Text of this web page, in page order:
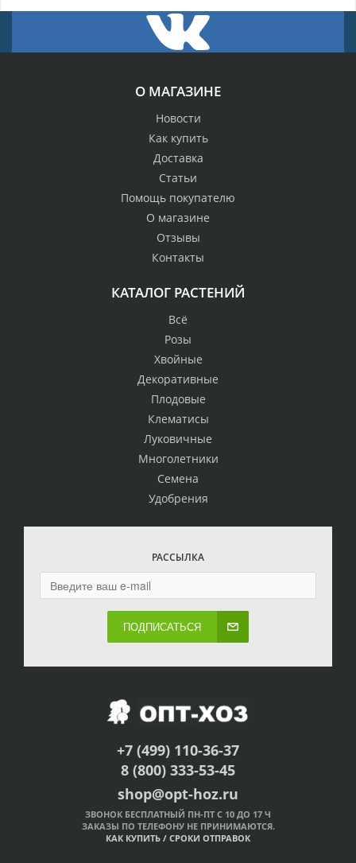
О МАГАЗИНЕ
Новости
Как купить
Доставка
Статьи
Помощь покупателю
О магазине
Отзывы
Контакты
КАТАЛОГ РАСТЕНИЙ
Всё
Розы
Хвойные
Декоративные
Плодовые
Клематисы
Луковичные
Многолетники
Семена
Удобрения
РАССЫЛКА
ПОДПИСАТЬСЯ
+7 (499) 110-36-37
8 (800) 333-53-45
shop@opt-hoz.ru
ЗВОНОК БЕСПЛАТНЫЙ ПН-ПТ С 10 ДО 17 Ч
ЗАКАЗЫ ПО ТЕЛЕФОНУ НЕ ПРИНИМАЮТСЯ.
КАК КУПИТЬ / СРОКИ ОТПРАВОК